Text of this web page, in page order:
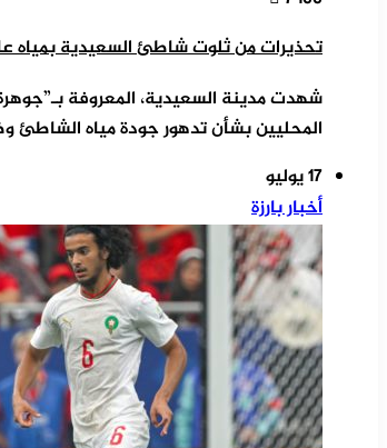
تحذيرات من ثلوت شاطئ السعيدية بمياه
شهدت مدينة السعيدية، المعروفة
المحليين بشأن تدهور جودة مياه الشاطئ
17 يوليو
أخبار بارزة